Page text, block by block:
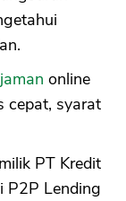
online
cepat, syarat
PT Kredit
P2P Lending